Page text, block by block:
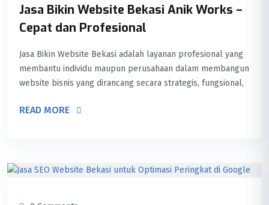
Jasa Bikin Website Bekasi Anik Works –
Cepat dan Profesional
Jasa Bikin Website Bekasi adalah layanan profesional yang
membantu individu maupun perusahaan dalam membangun
website bisnis yang dirancang secara strategis, fungsional,
READ MORE